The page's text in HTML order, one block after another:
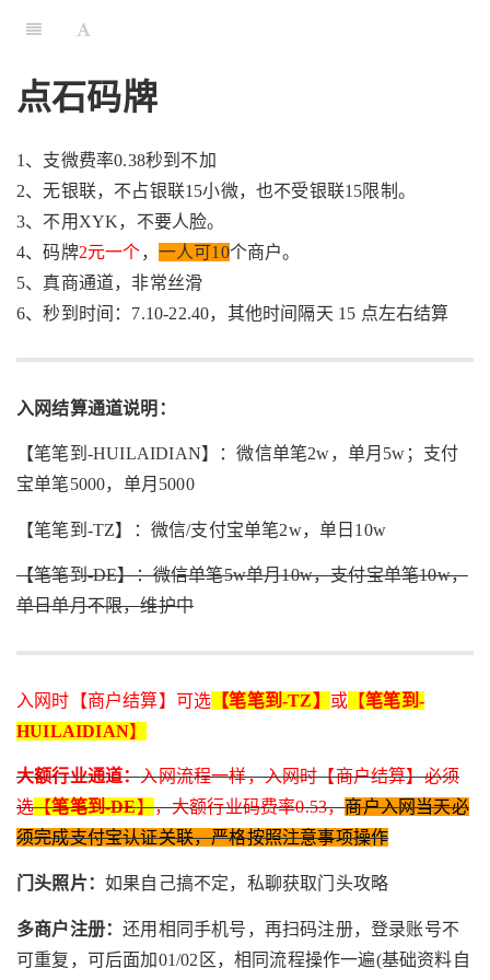
点石码牌
1、支微费率0.38秒到不加
2、无银联，不占银联15小微，也不受银联15限制。
3、不用XYK，不要人脸。
4、码牌2元一个， 一人可10个商户。
5、真商通道，非常丝滑
6、秒到时间：7.10-22.40，其他时间隔天 15 点左右结算
入网结算通道说明：
【笔笔到-HUILAIDIAN】：微信单笔2w，单月5w；支付
宝单笔5000，单月5000
【笔笔到-TZ】：微信/支付宝单笔2w，单日10w
【笔笔到-DE】：微信单笔5w单月10w，支付宝单笔10w，
单日单月不限，维护中
入网时【商户结算】可选 【笔笔到-TZ】 或 【笔笔到-
HUILAIDIAN】
大额行业通道：入网流程一样，入网时【商户结算】必须
选【笔笔到-DE】，大额行业码费率0.53，商户入网当天必
须完成支付宝认证关联，严格按照注意事项操作
门头照片： 如果自己搞不定，私聊获取门头攻略
多商户注册：还用相同手机号，再扫码注册，登录账号不
可重复，可后面加01/02区，相同流程操作一遍(基础资料自